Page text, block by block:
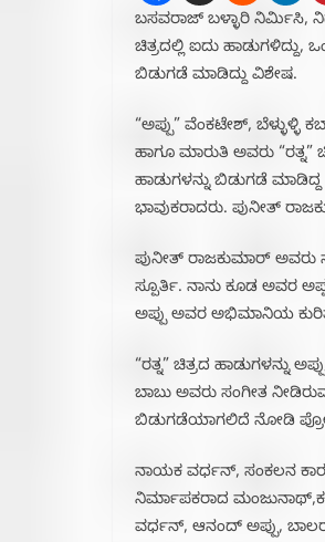
ಬಸವರಾಜ್ ಬಳ್ಳಾರಿ ನಿರ್ಮಿಸಿ,
ಚಿತ್ರದಲ್ಲಿ ಐದು
ಬಿಡುಗಡೆ ಮಾಡಿದ್ದು ವಿಶೇಷ.
“ಅಪ್ಪು” ವೆಂಕಟೇಶ್,
ಹಾಗೂ ಮಾರುತಿ ಅವರು
ಹಾಡುಗಳನ್ನು ಬಿಡುಗಡೆ
ಭಾವುಕರಾದರು. ಪುನೀತ್
ಪುನೀತ್ ರಾಜಕುಮಾರ್ ಅವರು
ಸ್ಪೂರ್ತಿ. ನಾನು ಕೂಡ ಅವರ
ಅಪ್ಪು ಅವರ ಅಭಿಮಾನಿಯ
“ರತ್ನ” ಚಿತ್ರದ
ಬಾಬು ಅವರು ಸಂಗೀತ
ಬಿಡುಗಡೆಯಾಗಲಿದೆ ನೋಡಿ
ನಾಯಕ ವರ್ಧನ್, ಸಂಕಲನ
ನಿರ್ಮಾಪಕರಾದ
ವರ್ಧನ್, ಆನಂದ್ ಅಪ್ಪು,